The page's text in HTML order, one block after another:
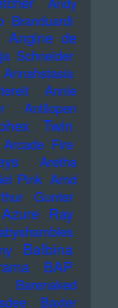
Branduardi
Angine de
Schneider
Annahstasia
Annie
Antilopen
Twin
Arcade Fire
Aretha
Pink Arnd
Gunter
Azure Ray
Balbina
BAP
Barenaked
Baxter